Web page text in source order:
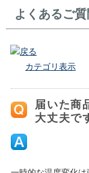
よくあるご質
戻る
カテゴリ表示
届いた商
大丈夫で